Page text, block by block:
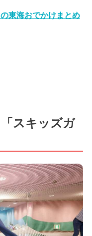
東海おでかけまとめ
スキッズガ